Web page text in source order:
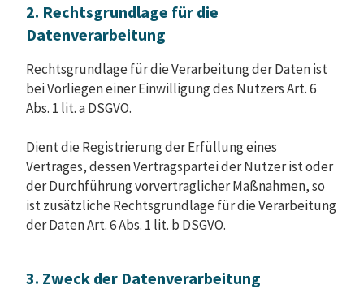
2. Rechtsgrundlage für die
Datenverarbeitung
Rechtsgrundlage für die Verarbeitung der Daten ist
bei Vorliegen einer Einwilligung des Nutzers Art. 6
Abs. 1 lit. a DSGVO.
Dient die Registrierung der Erfüllung eines
Vertrages, dessen Vertragspartei der Nutzer ist oder
der Durchführung vorvertraglicher Maßnahmen, so
ist zusätzliche Rechtsgrundlage für die Verarbeitung
der Daten Art. 6 Abs. 1 lit. b DSGVO.
3. Zweck der Datenverarbeitung